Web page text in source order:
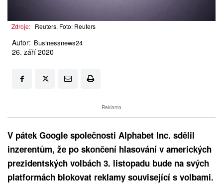
Zdroje: Reuters, Foto: Reuters
Autor: Businessnews24
26. září 2020
Reklama
V pátek Google společnosti Alphabet Inc. sdělil
inzerentům, že po skončení hlasování v amerických
prezidentských volbách 3. listopadu bude na svých
platformách blokovat reklamy související s volbami.